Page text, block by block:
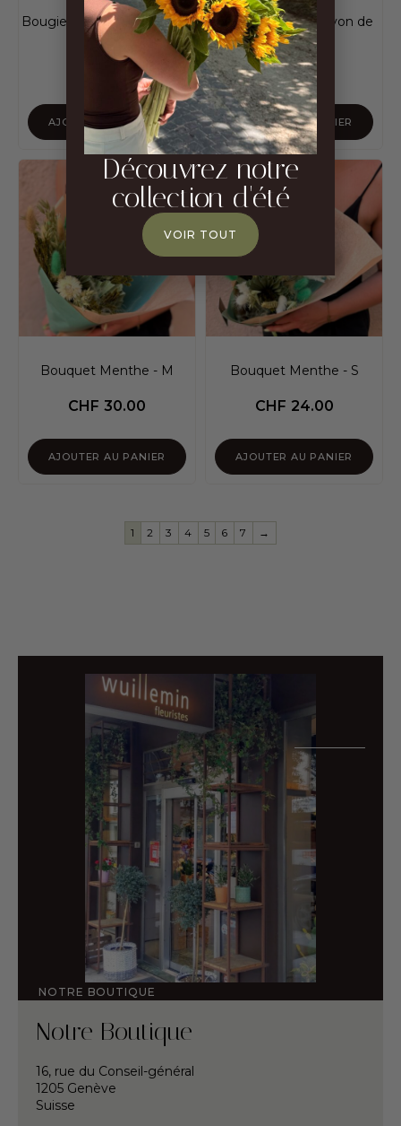
Bougie N°130 - Sunset City
39.00
AJOUTER AU PANIER
Bougie N°127 - Savon de
Marseille
CHF 39.00
AJOUTER AU PANIER
Bouquet Menthe - M
CHF 30.00
AJOUTER AU PANIER
Bouquet Menthe - S
CHF 24.00
AJOUTER AU PANIER
1 2 3 4 5 6 7 →
NOTRE BOUTIQUE
Notre Boutique
16, rue du Conseil-général
1205 Genève
Suisse
Découvrez notre
collection d'été
VOIR TOUT